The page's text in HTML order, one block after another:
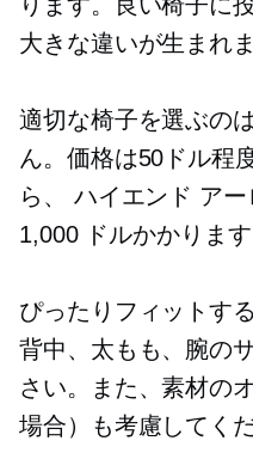
大きな違いが生まれま
適切な椅子を選ぶの
ん。価格は50ドル程
ら、 ハイエンド ア
1,000 ドルかかります
ぴったりフィットす
背中、太もも、腕の
さい。また、素材の
場合）も考慮してくだ